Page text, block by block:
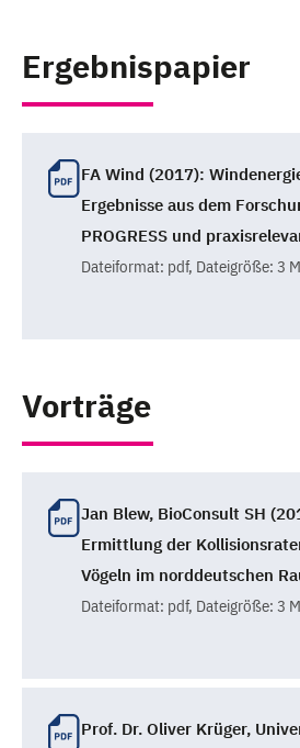
Ergebnispapier
FA Wind (2017):
Ergebnisse aus dem
PROGRESS und
Dateiformat: pdf, Dateigröße: 3
Vorträge
Jan Blew, BioConsult SH
Ermittlung der
Vögeln im norddeutschen
Dateiformat: pdf, Dateigröße: 3
Prof. Dr. Oliver Krüger,